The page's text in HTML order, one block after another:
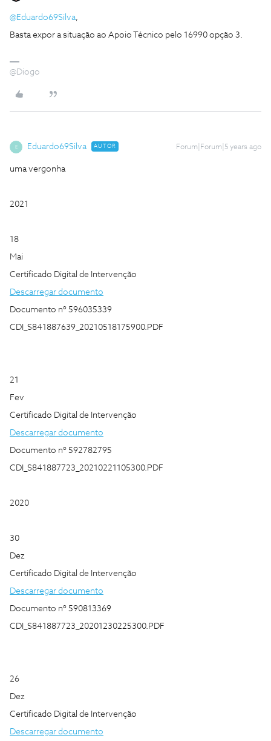
@Eduardo69Silva,
Basta expor a situação ao Apoio Técnico pelo 16990 opção 3.
@Diogo
E Eduardo69Silva AUTOR Forum|Forum|5 years ago
uma vergonha
2021
18
Mai
Certificado Digital de Intervenção
Descarregar documento
Documento nº 596035339
CDI_S841887639_20210518175900.PDF
21
Fev
Certificado Digital de Intervenção
Descarregar documento
Documento nº 592782795
CDI_S841887723_20210221105300.PDF
2020
30
Dez
Certificado Digital de Intervenção
Descarregar documento
Documento nº 590813369
CDI_S841887723_20201230225300.PDF
26
Dez
Certificado Digital de Intervenção
Descarregar documento